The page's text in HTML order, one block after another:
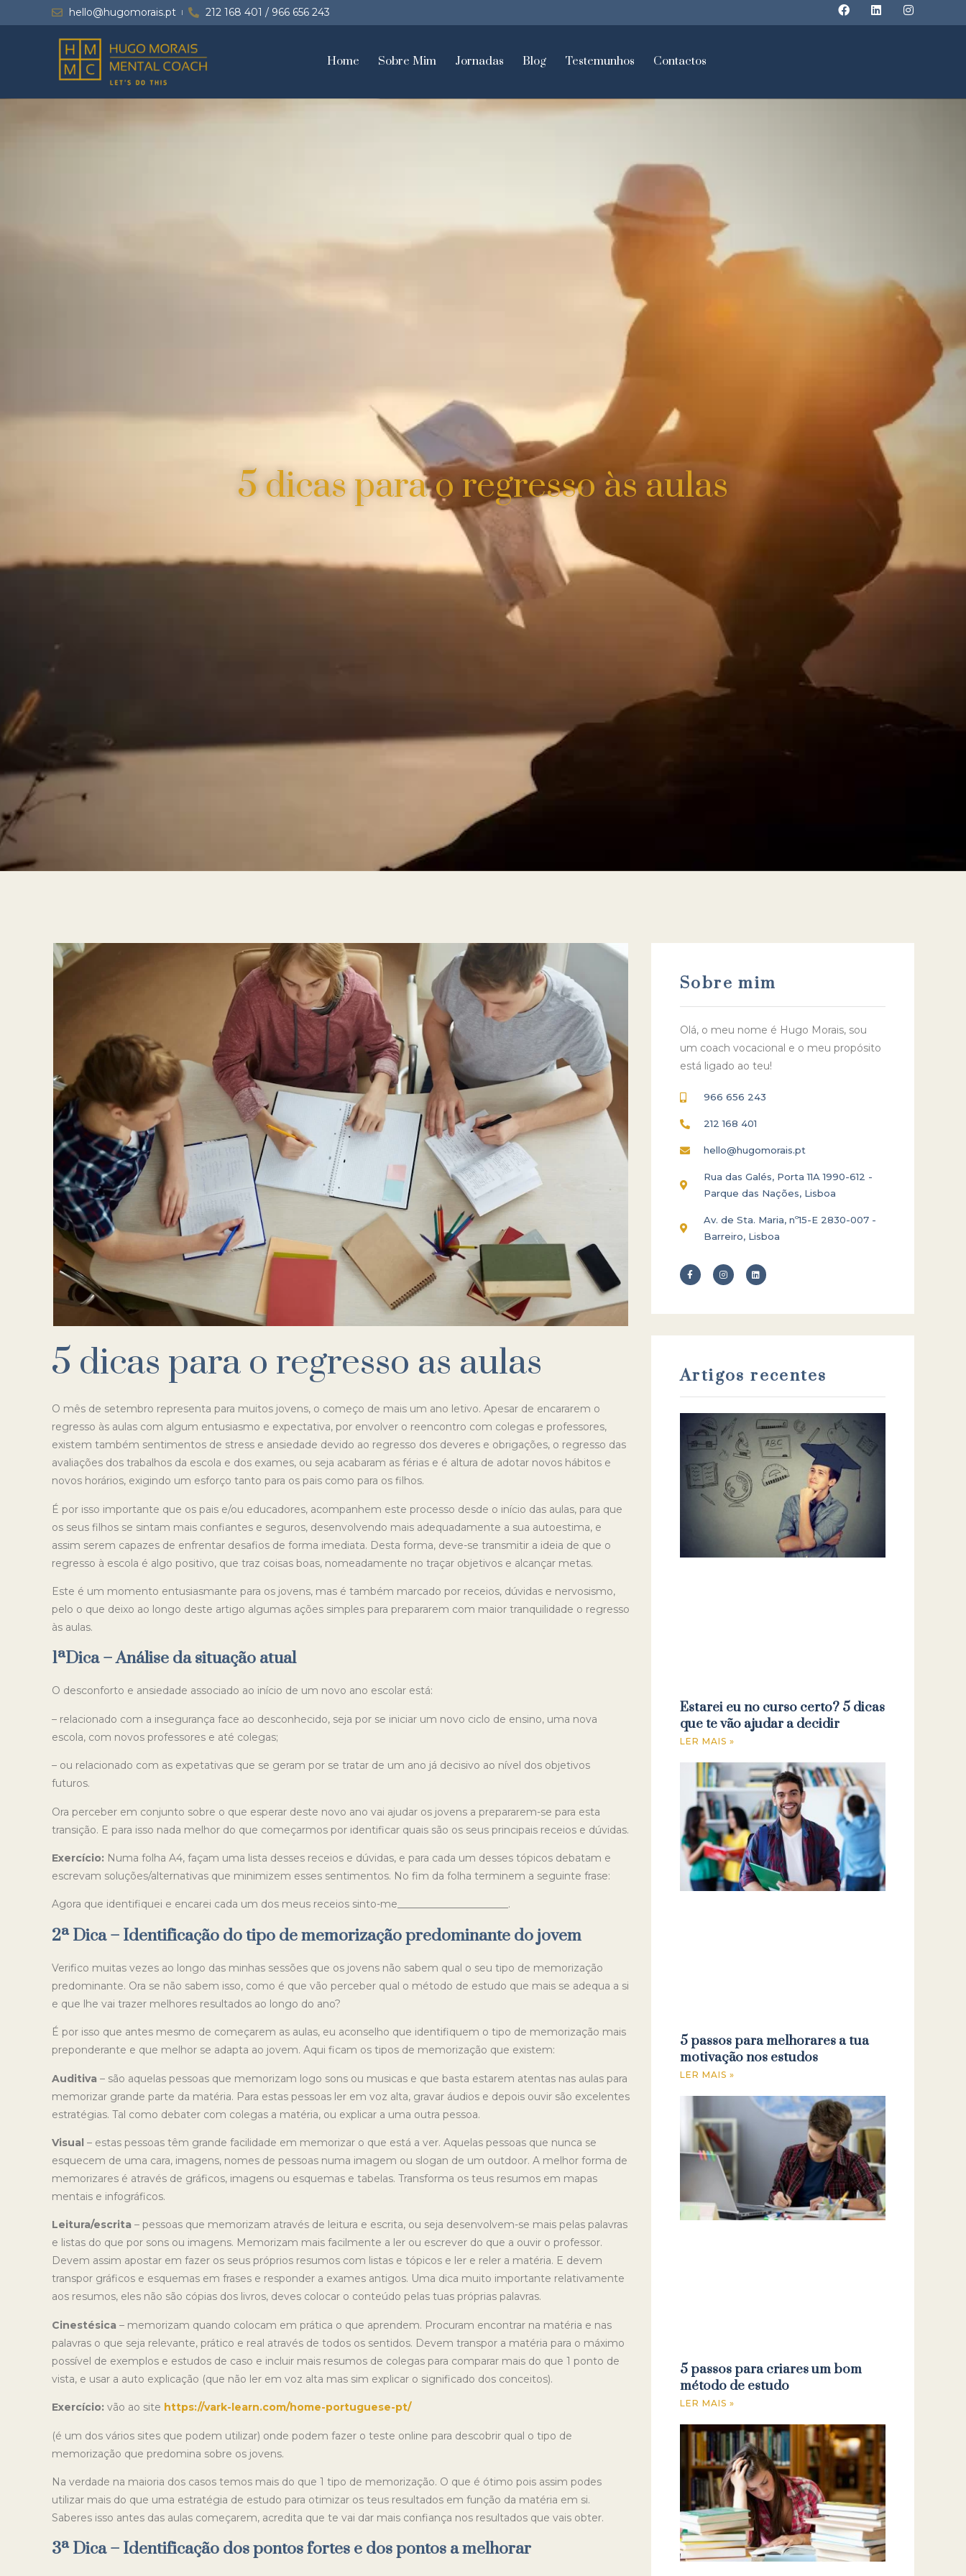
hello@hugomorais.pt 212 168 401 / 966 656 243
Home Sobre Mim Jornadas Blog Testemunhos Contactos
5 dicas para o regresso às aulas
5 dicas para o regresso as aulas
O mês de setembro representa para muitos jovens, o começo de mais um ano letivo. Apesar de encararem o
regresso às aulas com algum entusiasmo e expectativa, por envolver o reencontro com colegas e professores,
existem também sentimentos de stress e ansiedade devido ao regresso dos deveres e obrigações, o regresso das
avaliações dos trabalhos da escola e dos exames, ou seja acabaram as férias e é altura de adotar novos hábitos e
novos horários, exigindo um esforço tanto para os pais como para os filhos.
É por isso importante que os pais e/ou educadores, acompanhem este processo desde o início das aulas, para que
os seus filhos se sintam mais confiantes e seguros, desenvolvendo mais adequadamente a sua autoestima, e
assim serem capazes de enfrentar desafios de forma imediata. Desta forma, deve-se transmitir a ideia de que o
regresso à escola é algo positivo, que traz coisas boas, nomeadamente no traçar objetivos e alcançar metas.
Este é um momento entusiasmante para os jovens, mas é também marcado por receios, dúvidas e nervosismo,
pelo o que deixo ao longo deste artigo algumas ações simples para prepararem com maior tranquilidade o regresso
às aulas.
1ªDica – Análise da situação atual
O desconforto e ansiedade associado ao início de um novo ano escolar está:
– relacionado com a insegurança face ao desconhecido, seja por se iniciar um novo ciclo de ensino, uma nova
escola, com novos professores e até colegas;
– ou relacionado com as expetativas que se geram por se tratar de um ano já decisivo ao nível dos objetivos
futuros.
Ora perceber em conjunto sobre o que esperar deste novo ano vai ajudar os jovens a prepararem-se para esta
transição. E para isso nada melhor do que começarmos por identificar quais são os seus principais receios e dúvidas.
Exercício: Numa folha A4, façam uma lista desses receios e dúvidas, e para cada um desses tópicos debatam e
escrevam soluções/alternativas que minimizem esses sentimentos. No fim da folha terminem a seguinte frase:
Agora que identifiquei e encarei cada um dos meus receios sinto-me______________________.
2ª Dica – Identificação do tipo de memorização predominante do jovem
Verifico muitas vezes ao longo das minhas sessões que os jovens não sabem qual o seu tipo de memorização
predominante. Ora se não sabem isso, como é que vão perceber qual o método de estudo que mais se adequa a si
e que lhe vai trazer melhores resultados ao longo do ano?
É por isso que antes mesmo de começarem as aulas, eu aconselho que identifiquem o tipo de memorização mais
preponderante e que melhor se adapta ao jovem. Aqui ficam os tipos de memorização que existem:
Auditiva – são aquelas pessoas que memorizam logo sons ou musicas e que basta estarem atentas nas aulas para
memorizar grande parte da matéria. Para estas pessoas ler em voz alta, gravar áudios e depois ouvir são excelentes
estratégias. Tal como debater com colegas a matéria, ou explicar a uma outra pessoa.
Visual – estas pessoas têm grande facilidade em memorizar o que está a ver. Aquelas pessoas que nunca se
esquecem de uma cara, imagens, nomes de pessoas numa imagem ou slogan de um outdoor. A melhor forma de
memorizares é através de gráficos, imagens ou esquemas e tabelas. Transforma os teus resumos em mapas
mentais e infográficos.
Leitura/escrita – pessoas que memorizam através de leitura e escrita, ou seja desenvolvem-se mais pelas palavras
e listas do que por sons ou imagens. Memorizam mais facilmente a ler ou escrever do que a ouvir o professor.
Devem assim apostar em fazer os seus próprios resumos com listas e tópicos e ler e reler a matéria. E devem
transpor gráficos e esquemas em frases e responder a exames antigos. Uma dica muito importante relativamente
aos resumos, eles não são cópias dos livros, deves colocar o conteúdo pelas tuas próprias palavras.
Cinestésica – memorizam quando colocam em prática o que aprendem. Procuram encontrar na matéria e nas
palavras o que seja relevante, prático e real através de todos os sentidos. Devem transpor a matéria para o máximo
possível de exemplos e estudos de caso e incluir mais resumos de colegas para comparar mais do que 1 ponto de
vista, e usar a auto explicação (que não ler em voz alta mas sim explicar o significado dos conceitos).
Exercício: vão ao site https://vark-learn.com/home-portuguese-pt/
(é um dos vários sites que podem utilizar) onde podem fazer o teste online para descobrir qual o tipo de
memorização que predomina sobre os jovens.
Na verdade na maioria dos casos temos mais do que 1 tipo de memorização. O que é ótimo pois assim podes
utilizar mais do que uma estratégia de estudo para otimizar os teus resultados em função da matéria em si.
Saberes isso antes das aulas começarem, acredita que te vai dar mais confiança nos resultados que vais obter.
3ª Dica – Identificação dos pontos fortes e dos pontos a melhorar
Sobre mim
Olá, o meu nome é Hugo Morais, sou
um coach vocacional e o meu propósito
está ligado ao teu!
966 656 243
212 168 401
hello@hugomorais.pt
Rua das Galés, Porta 11A 1990-612 -
Parque das Nações, Lisboa
Av. de Sta. Maria, nº15-E 2830-007 -
Barreiro, Lisboa
Artigos recentes
Estarei eu no curso certo? 5 dicas
que te vão ajudar a decidir
LER MAIS »
5 passos para melhorares a tua
motivação nos estudos
LER MAIS »
5 passos para criares um bom
método de estudo
LER MAIS »